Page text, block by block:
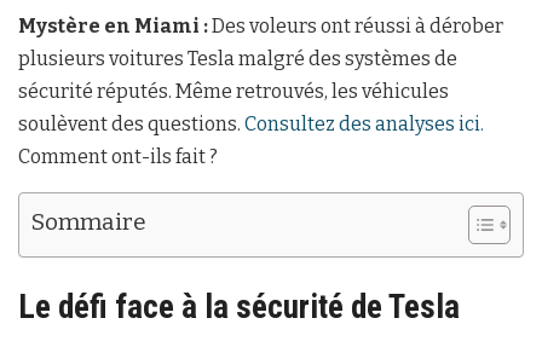
Mystère en Miami :Des voleurs ont réussi à dérober
plusieurs voitures Tesla malgré des systèmes de
sécurité réputés. Même retrouvés, les véhicules
soulèvent des questions. Consultez des analyses ici.
Comment ont-ils fait ?
Sommaire
Le défi face à la sécurité de Tesla